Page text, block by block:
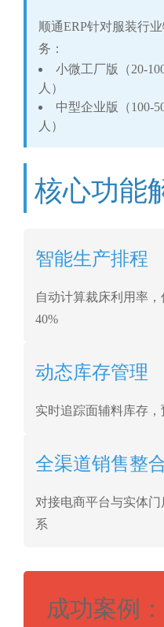
顺通ERP针对服装行
务：
小微工厂版（20-
人）
中型企业版（100-
人）
核心功能
智能生产排程
自动计算裁床利用率
40%
动态库存管理
实时追踪面辅料库存
全渠道销售整
对接电商平台与实体
系
成功案例